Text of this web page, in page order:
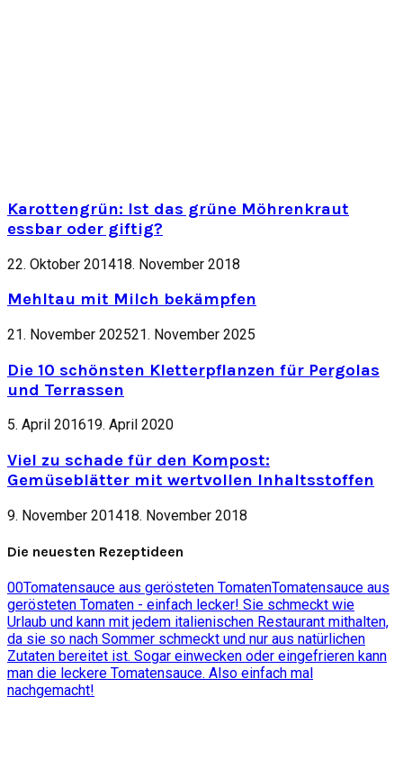
Karottengrün: Ist das grüne Möhrenkraut
essbar oder giftig?
22. Oktober 201418. November 2018
Mehltau mit Milch bekämpfen
21. November 202521. November 2025
Die 10 schönsten Kletterpflanzen für Pergolas
und Terrassen
5. April 201619. April 2020
Viel zu schade für den Kompost:
Gemüseblätter mit wertvollen Inhaltsstoffen
9. November 201418. November 2018
Die neuesten Rezeptideen
00Tomatensauce aus gerösteten TomatenTomatensauce aus
gerösteten Tomaten - einfach lecker! Sie schmeckt wie
Urlaub und kann mit jedem italienischen Restaurant mithalten,
da sie so nach Sommer schmeckt und nur aus natürlichen
Zutaten bereitet ist. Sogar einwecken oder eingefrieren kann
man die leckere Tomatensauce. Also einfach mal
nachgemacht!